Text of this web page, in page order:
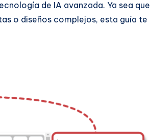
de IA avanzada. Ya sea que
o diseños complejos, esta guía te